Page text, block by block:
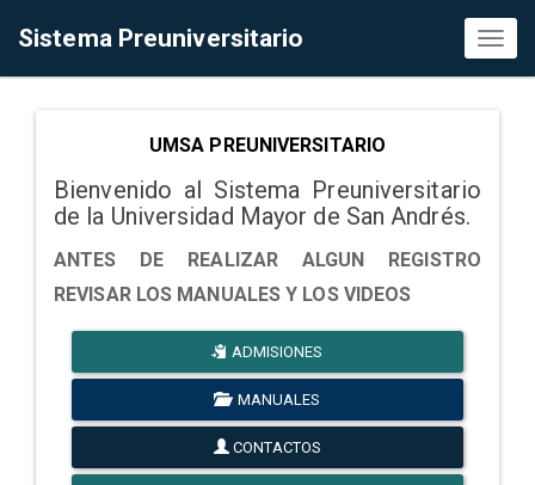
Sistema Preuniversitario
UMSA PREUNIVERSITARIO
Bienvenido al Sistema Preuniversitario
de la Universidad Mayor de San Andrés.
ANTES DE REALIZAR ALGUN REGISTRO
REVISAR LOS MANUALES Y LOS VIDEOS
ADMISIONES
MANUALES
CONTACTOS